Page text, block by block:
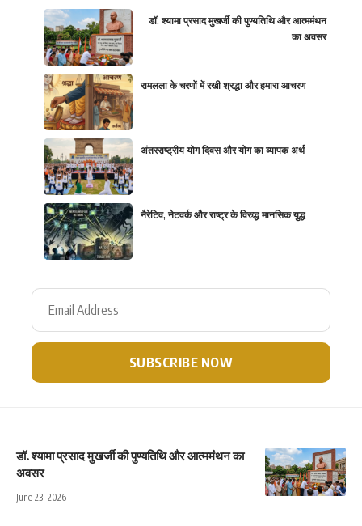
डॉ. श्यामा प्रसाद मुखर्जी की पुण्यतिथि और आत्ममंथन
का अवसर
रामलला के चरणों में रखी श्रद्धा और हमारा आचरण
अंतरराष्ट्रीय योग दिवस और योग का व्यापक अर्थ
नैरेटिव, नेटवर्क और राष्ट्र के विरुद्ध मानसिक युद्ध
डॉ. श्यामा प्रसाद मुखर्जी की पुण्यतिथि और आत्ममंथन का
अवसर
June 23, 2026